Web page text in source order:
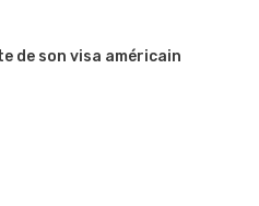
de son visa américain